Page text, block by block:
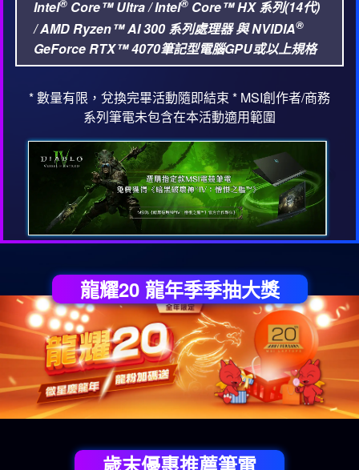
Intel Core™ Ultra / Intel Core™ HX 系列(14代)
/ AMD Ryzen™ AI 300 系列處理器 與 NVIDIA®
GeForce RTX™ 4070筆記型電腦GPU或以上規格
* 數量有限，兌換完畢活動隨即結束 * MSI創作者/商務
系列筆電未包含在本活動適用範圍
龍耀20 龍年季季抽大獎
歲末優惠推薦筆電